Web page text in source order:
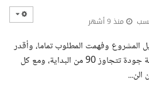
منذ 9 أشهر
المشروع وفهمت المطلوب تماما، وأقدر
أقدملك عملا دقيقا ومنسقا بنسبة جودة تتجاوز 90 من البداية، ومع كل